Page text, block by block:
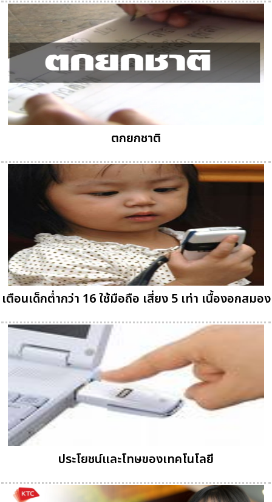
ตกยกชาติ
เตือนเด็กต่ำกว่า 16 ใช้มือถือ เสี่ยง 5 เท่า เนื้องอกสมอง
ประโยชน์และโทษของเทคโนโลยี